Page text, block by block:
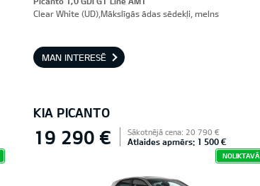
Clear White (UD),Mākslīgās ādas sēdekļi, melns
MAN INTERESĒ
KIA PICANTO
19 290 € Sākotnējā cena: 20 790 €
Atlaides apmērs: 1 500 €
NOLIKTAVĀ